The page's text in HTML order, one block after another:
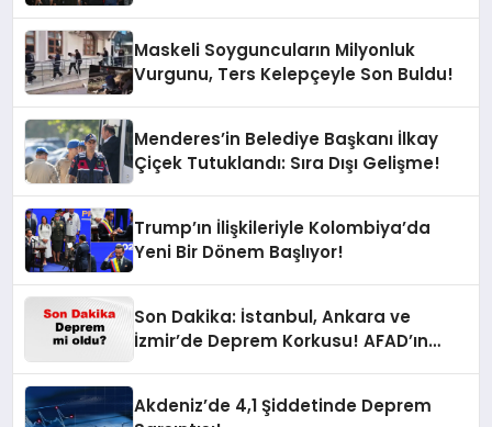
Maskeli Soyguncuların Milyonluk
Vurgunu, Ters Kelepçeyle Son Buldu!
Menderes’in Belediye Başkanı İlkay
Çiçek Tutuklandı: Sıra Dışı Gelişme!
Trump’ın İlişkileriyle Kolombiya’da
Yeni Bir Dönem Başlıyor!
Son Dakika: İstanbul, Ankara ve
İzmir’de Deprem Korkusu! AFAD’ın
Akdeniz’de 4,1 Şiddetinde Deprem